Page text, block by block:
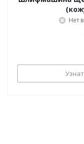
Нет